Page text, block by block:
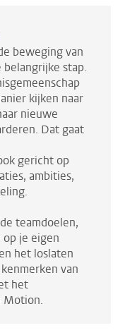
beweging van
belangrijke stap.
kijken naar
nieuwe
Dat gaat
gericht op
ambities,
teamdoelen,
je eigen
het loslaten
van
het
Motion.